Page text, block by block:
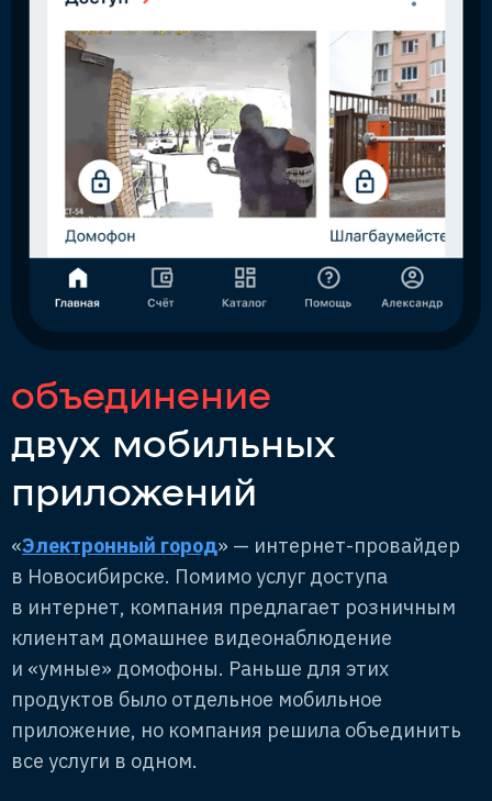
объединение
двух мобильных
приложений
«Электронный город» — интернет-провайдер
в Новосибирске. Помимо услуг доступа
в интернет, компания предлагает розничным
клиентам домашнее видеонаблюдение
и «умные» домофоны. Раньше для этих
продуктов было отдельное мобильное
приложение, но компания решила объединить
все услуги в одном.